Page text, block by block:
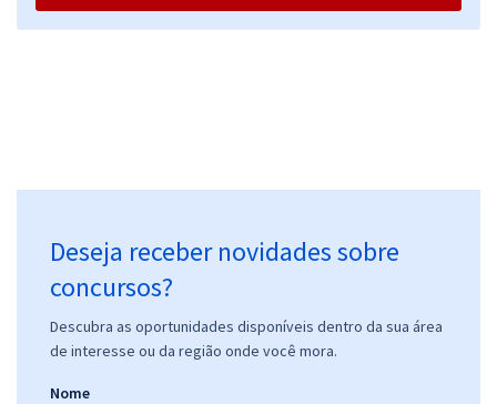
Deseja receber novidades sobre
concursos?
Descubra as oportunidades disponíveis dentro da sua área
de interesse ou da região onde você mora.
Nome